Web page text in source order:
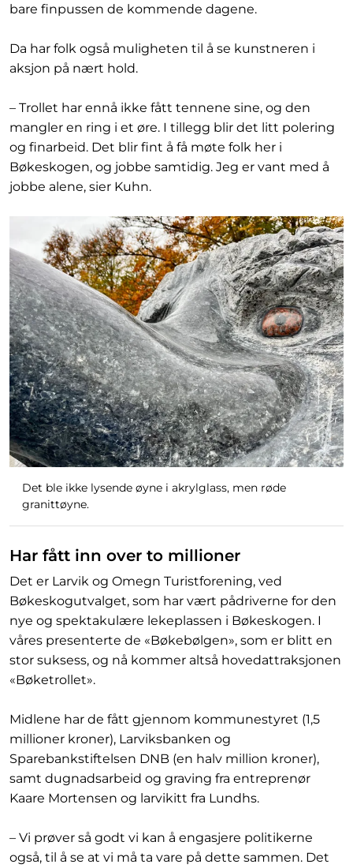
bare finpussen de kommende dagene.
Da har folk også muligheten til å se kunstneren i
aksjon på nært hold.
– Trollet har ennå ikke fått tennene sine, og den
mangler en ring i et øre. I tillegg blir det litt polering
og finarbeid. Det blir fint å få møte folk her i
Bøkeskogen, og jobbe samtidig. Jeg er vant med å
jobbe alene, sier Kuhn.
Det ble ikke lysende øyne i akrylglass, men røde
granittøyne.
Har fått inn over to millioner
Det er Larvik og Omegn Turistforening, ved
Bøkeskogutvalget, som har vært pådriverne for den
nye og spektakulære lekeplassen i Bøkeskogen. I
våres presenterte de «Bøkebølgen», som er blitt en
stor suksess, og nå kommer altså hovedattraksjonen
«Bøketrollet».
Midlene har de fått gjennom kommunestyret (1,5
millioner kroner), Larviksbanken og
Sparebankstiftelsen DNB (en halv million kroner),
samt dugnadsarbeid og graving fra entreprenør
Kaare Mortensen og larvikitt fra Lundhs.
– Vi prøver så godt vi kan å engasjere politikerne
også, til å se at vi må ta vare på dette sammen. Det